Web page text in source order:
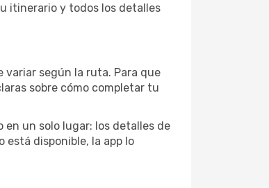
itinerario y todos los detalles
variar según la ruta. Para que
sobre cómo completar tu
en un solo lugar: los detalles de
disponible, la app lo